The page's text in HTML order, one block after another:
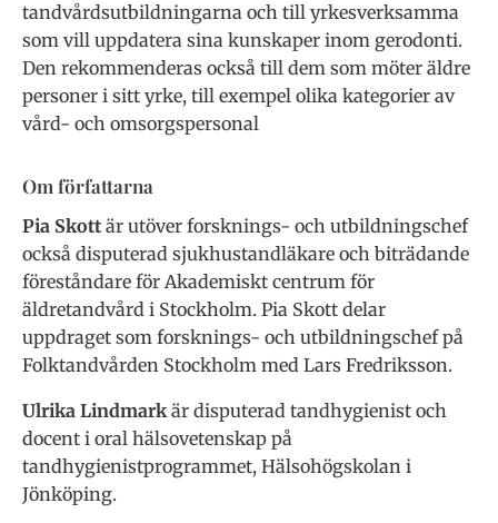
tandvårdsutbildningarna och till yrkesverksamma
som vill uppdatera sina kunskaper inom gerodonti.
Den rekommenderas också till dem som möter äldre
personer i sitt yrke, till exempel olika kategorier av
vård- och omsorgspersonal
Om författarna
Pia Skott är utöver forsknings- och utbildningschef
också disputerad sjukhustandläkare och biträdande
föreståndare för Akademiskt centrum för
äldretandvård i Stockholm. Pia Skott delar
uppdraget som forsknings- och utbildningschef på
Folktandvården Stockholm med Lars Fredriksson.
Ulrika Lindmarkär disputerad tandhygienist och
docent i oral hälsovetenskap på
tandhygienistprogrammet, Hälsohögskolan i
Jönköping.